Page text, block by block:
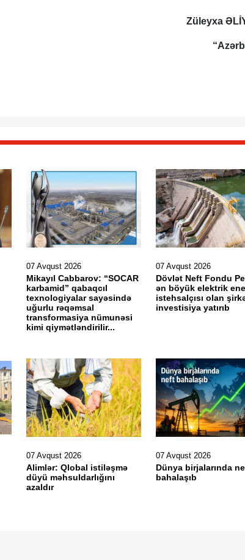
Züleyxa
07 Avqust 2026
Mikayıl Cabbarov: “SOCAR
karbamid” qabaqcıl
texnologiyalar sayəsində
uğurlu rəqəmsal
transformasiya nümunəsi
kimi qiymətləndirilir...
07 Avqust 2026
Dövlət Neft Fondu
ən böyük elektrik
istehsalçısı olan
investisiya yatırıb
07 Avqust 2026
Alimlər: Qlobal istiləşmə
düyü məhsuldarlığını
azaldır
07 Avqust 2026
Dünya birjalarında
bahalaşıb